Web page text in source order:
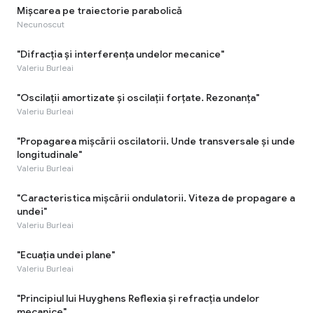
Mişcarea pe traiectorie parabolică
Necunoscut
"Difracția și interferența undelor mecanice"
Valeriu Burleai
"Oscilații amortizate și oscilații forțate. Rezonanța"
Valeriu Burleai
"Propagarea mișcării oscilatorii. Unde transversale și unde
longitudinale"
Valeriu Burleai
"Caracteristica mișcării ondulatorii. Viteza de propagare a
undei"
Valeriu Burleai
"Ecuația undei plane"
Valeriu Burleai
"Principiul lui Huyghens Reflexia și refracția undelor